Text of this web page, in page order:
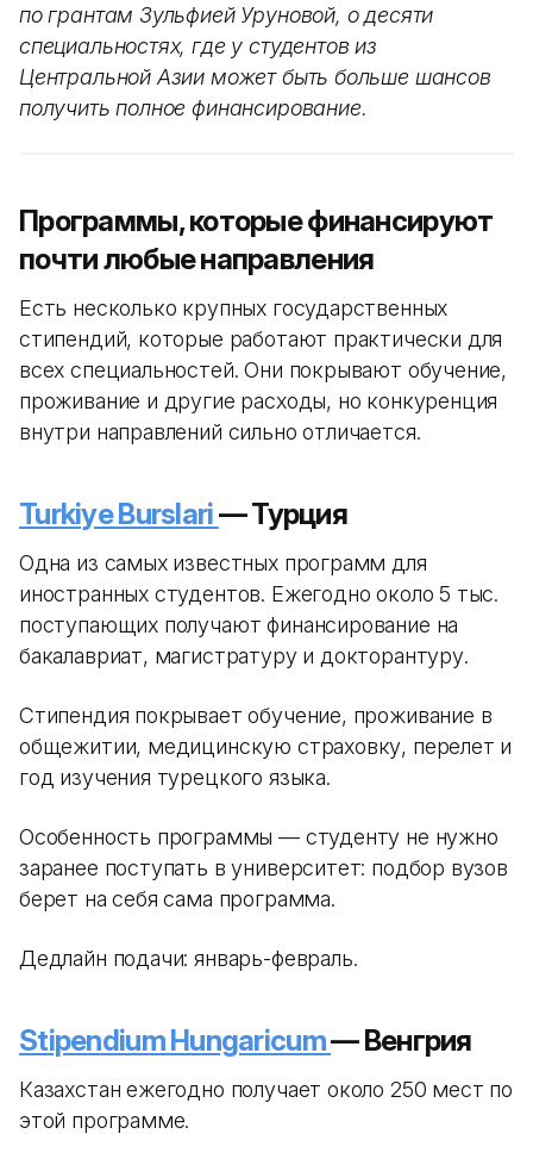
по грантам Зульфией Уруновой, о десяти
специальностях, где у студентов из
Центральной Азии может быть больше шансов
получить полное финансирование.
Программы, которые финансируют
почти любые направления
Есть несколько крупных государственных
стипендий, которые работают практически для
всех специальностей. Они покрывают обучение,
проживание и другие расходы, но конкуренция
внутри направлений сильно отличается.
Turkiye Burslari— Турция
Одна из самых известных программ для
иностранных студентов. Ежегодно около 5 тыс.
поступающих получают финансирование на
бакалавриат, магистратуру и докторантуру.
Стипендия покрывает обучение, проживание в
общежитии, медицинскую страховку, перелет и
год изучения турецкого языка.
Особенность программы — студенту не нужно
заранее поступать в университет: подбор вузов
берет на себя сама программа.
Дедлайн подачи: январь-февраль.
Stipendium Hungaricum— Венгрия
Казахстан ежегодно получает около 250 мест по
этой программе.